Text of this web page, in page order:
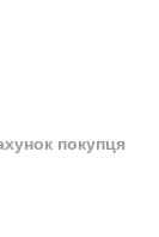
покупця